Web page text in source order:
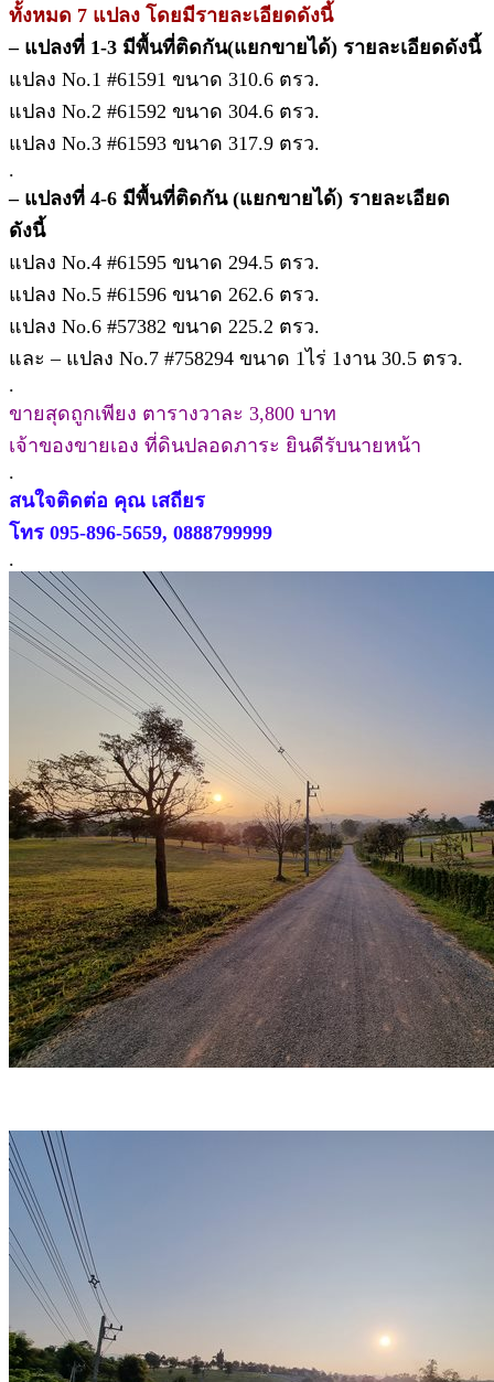
ทั้งหมด 7 แปลง โดยมีรายละเอียดดังนี้
– แปลงที่ 1-3 มีพื้นที่ติดกัน(แยกขายได้) รายละเอียดดังนี้
แปลง No.1 #61591 ขนาด 310.6 ตรว.
แปลง No.2 #61592 ขนาด 304.6 ตรว.
แปลง No.3 #61593 ขนาด 317.9 ตรว.
.
– แปลงที่ 4-6 มีพื้นที่ติดกัน (แยกขายได้) รายละเอียด
ดังนี้
แปลง No.4 #61595 ขนาด 294.5 ตรว.
แปลง No.5 #61596 ขนาด 262.6 ตรว.
แปลง No.6 #57382 ขนาด 225.2 ตรว.
และ – แปลง No.7 #758294 ขนาด 1ไร่ 1งาน 30.5 ตรว.
.
ขายสุดถูกเพียง ตารางวาละ 3,800 บาท
เจ้าของขายเอง ที่ดินปลอดภาระ ยินดีรับนายหน้า
.
สนใจติดต่อ คุณ เสถียร
โทร 095-896-5659, 0888799999
.